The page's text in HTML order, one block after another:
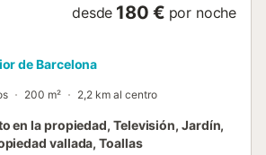
desde 180 € por noche
de Barcelona
200 m² 2,2 km al centro
en la propiedad, Televisión, Jardín,
vallada, Toallas